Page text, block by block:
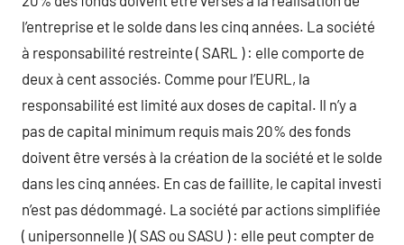
l’entreprise et le solde dans les cinq années. La société
à responsabilité restreinte ( SARL ) : elle comporte de
deux à cent associés. Comme pour l’EURL, la
responsabilité est limité aux doses de capital. Il n’y a
pas de capital minimum requis mais 20% des fonds
doivent être versés à la création de la société et le solde
dans les cinq années. En cas de faillite, le capital investi
n’est pas dédommagé. La société par actions simplifiée
( unipersonnelle ) ( SAS ou SASU ) : elle peut compter de